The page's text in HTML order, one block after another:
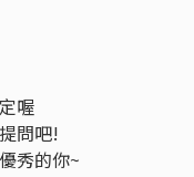
喔
問吧!
秀的你~